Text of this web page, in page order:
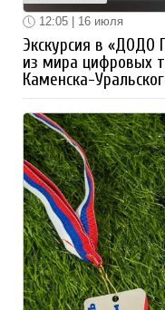
12:05 | 16 июля
Экскурсия в «ДОДО
из мира цифровых
Каменска-